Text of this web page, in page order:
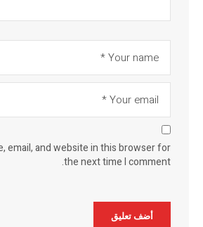
email, and website in this browser for
the next time I comment.